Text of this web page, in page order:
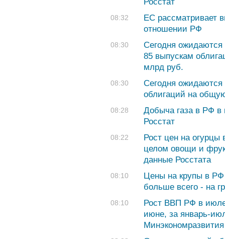
08:32
ЕС рассматривает
отношении РФ
08:30
Сегодня
85 выпускам
млрд руб.
08:30
Сегодня
облигаций на
08:28
Добыча газа в РФ в
Росстат
08:22
Рост цен на
целом овощи и
данные Росстата
08:10
Цены на крупы в
больше всего - на
08:10
Рост ВВП РФ в
июне, за январь-
Минэкономразвития